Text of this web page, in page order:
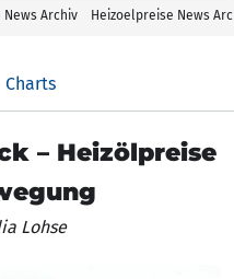
Archiv Heizoelpreise News
Charts
– Heizölpreise
Lohse